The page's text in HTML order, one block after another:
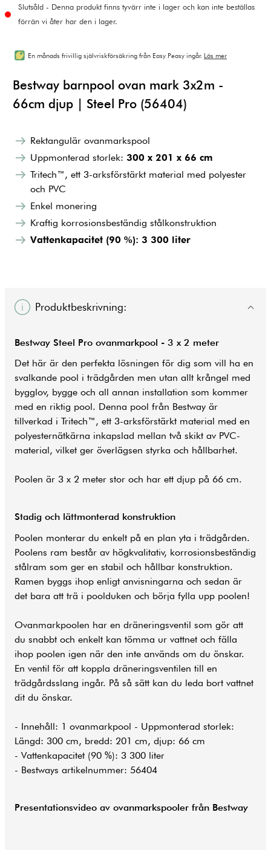
Slutsåld - Denna produkt finns tyvärr inte i lager och kan inte beställas
förrän vi åter har den i lager.
En månads frivillig självriskförsäkring från Easy Peasy ingår. Läs mer
Bestway barnpool ovan mark 3x2m -
66cm djup | Steel Pro (56404)
Rektangulär ovanmarkspool
Uppmonterad storlek: 300 x 201 x 66 cm
Tritech™, ett 3-arksförstärkt material med polyester
och PVC
Enkel monering
Kraftig korrosionsbeständig stålkonstruktion
Vattenkapacitet (90 %): 3 300 liter
Produktbeskrivning:
Bestway Steel Pro ovanmarkpool - 3 x 2 meter
Det här är den perfekta lösningen för dig som vill ha en
svalkande pool i trädgården men utan allt krångel med
bygglov, bygge och all annan installation som kommer
med en riktig pool. Denna pool från Bestway är
tillverkad i Tritech™, ett 3-arksförstärkt material med en
polyesternätkärna inkapslad mellan två skikt av PVC-
material, vilket ger överlägsen styrka och hållbarhet.
Poolen är 3 x 2 meter stor och har ett djup på 66 cm.
Stadig och lättmonterad konstruktion
Poolen monterar du enkelt på en plan yta i trädgården.
Poolens ram består av högkvalitativ, korrosionsbeständig
stålram som ger en stabil och hållbar konstruktion.
Ramen byggs ihop enligt anvisningarna och sedan är
det bara att trä i poolduken och börja fylla upp poolen!
Ovanmarkpoolen har en dräneringsventil som gör att
du snabbt och enkelt kan tömma ur vattnet och fälla
ihop poolen igen när den inte används om du önskar.
En ventil för att koppla dräneringsventilen till en
trädgårdsslang ingår. På så sätt kan du leda bort vattnet
dit du önskar.
- Innehåll: 1 ovanmarkpool - Uppmonterad storlek:
Längd: 300 cm, bredd: 201 cm, djup: 66 cm
- Vattenkapacitet (90 %): 3 300 liter
- Bestways artikelnummer: 56404
Presentationsvideo av ovanmarkspooler från Bestway